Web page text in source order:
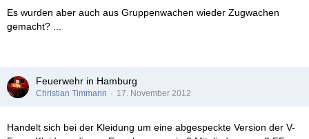
Es wurden aber auch aus Gruppenwachen wieder Zugwachen
gemacht? ...
Feuerwehr in Hamburg
Christian Timmann 17. November 2012
Handelt sich bei der Kleidung um eine abgespeckte Version der V-